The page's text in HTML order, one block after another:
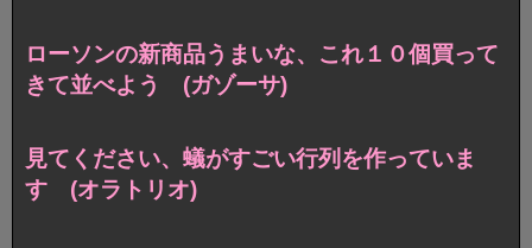
ローソンの新商品うまいな、これ１０個買って
きて並べよう (ガゾーサ)
見てください、蟻がすごい行列を作っていま
す (オラトリオ)